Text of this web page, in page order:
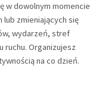
w dowolnym momencie
lub zmieniających się
wydarzeń, stref
ruchu. Organizujesz
na co dzień.